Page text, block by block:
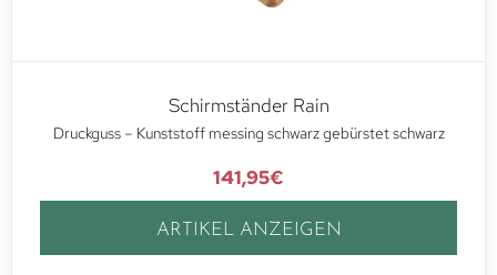
Schirmständer Rain
Druckguss – Kunststoff messing schwarz gebürstet schwarz
141,95€
ARTIKEL ANZEIGEN